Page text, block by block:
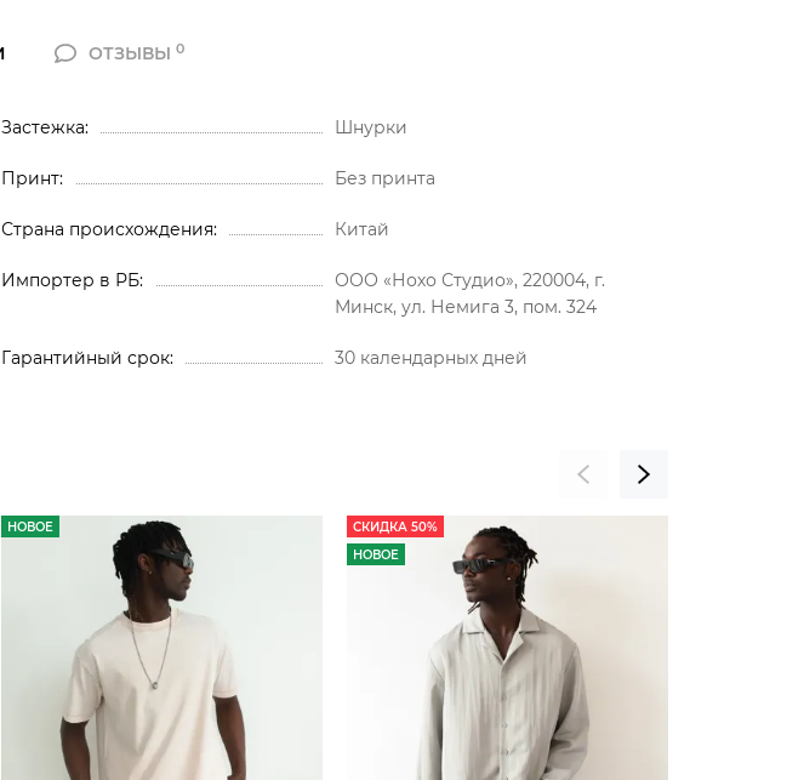
ОТЗЫВЫ0
Застежка Шнурки
Принт Без принта
Страна происхождения Китай
Импортер в РБ
ООО «Нохо Студио», 220004, г.
Минск, ул. Немига 3, пом. 324
Гарантийный срок 30 календарных дней
НОВОЕ
СКИДКА 50%
НОВОЕ